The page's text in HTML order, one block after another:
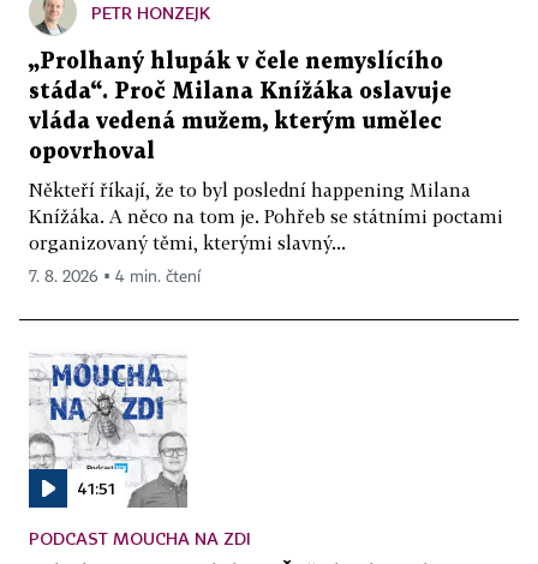
PETR HONZEJK
„Prolhaný hlupák v čele nemyslícího
stáda“. Proč Milana Knížáka oslavuje
vláda vedená mužem, kterým umělec
opovrhoval
Někteří říkají, že to byl poslední happening Milana
Knížáka. A něco na tom je. Pohřeb se státními poctami
organizovaný těmi, kterými slavný...
7. 8. 2026 ▪ 4 min. čtení
41:51
PODCAST MOUCHA NA ZDI